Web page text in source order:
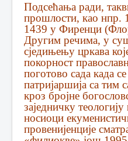
Подсећања ради,
прошлости, као нпр.
1439 у Фиренци
Другим речима, у
сједињењу цркава
покорност
поготово сада када
патријаршија са тим
кроз бројне
заједничку
носиоци
провенијенције